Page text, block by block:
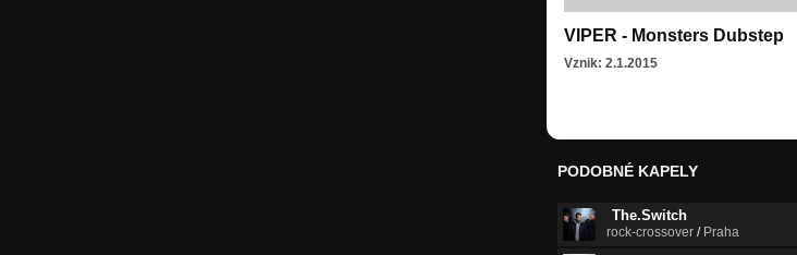
VIPER - Monsters Dubstep
Vznik: 2.1.2015
PODOBNÉ KAPELY
The.Switch
rock-crossover / Praha